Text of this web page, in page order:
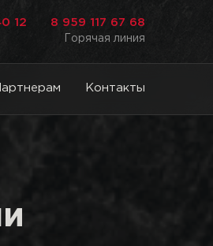
12 8 959 117 67 68
Горячая линия
Контакты